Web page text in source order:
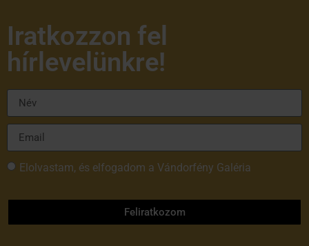
Iratkozzon fel
hírlevelünkre!
Elolvastam, és elfogadom a Vándorfény Galéria
Feliratkozom